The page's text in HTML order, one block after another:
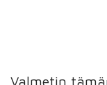
Valmetin